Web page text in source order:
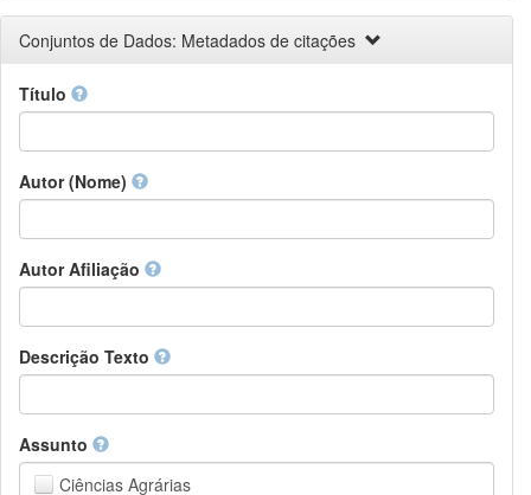
Ciências da Terra e do meio ambiente
Engenharia
Ciências matemáticas
Física
Ciências Sociais
Outros
Conjuntos de Dados: Metadados de citações
Título
Autor (Nome)
Autor Afiliação
Descrição Texto
Assunto
Ciências Agrárias